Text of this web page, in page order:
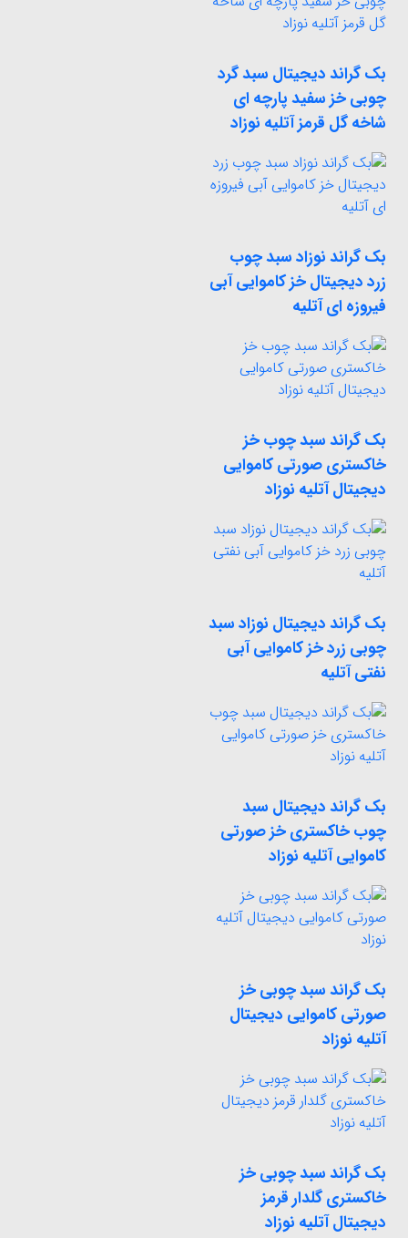
بک گراند دیجیتال سبد گرد
چوبی خز سفید پارچه ای
شاخه گل قرمز آتلیه نوزاد
بک گراند نوزاد سبد چوب
زرد دیجیتال خز کاموایی آبی
فیروزه ای آتلیه
بک گراند سبد چوب خز
خاکستری صورتی کاموایی
دیجیتال آتلیه نوزاد
بک گراند دیجیتال نوزاد سبد
چوبی زرد خز کاموایی آبی
نفتی آتلیه
بک گراند دیجیتال سبد
چوب خاکستری خز صورتی
کاموایی آتلیه نوزاد
بک گراند سبد چوبی خز
صورتی کاموایی دیجیتال
آتلیه نوزاد
بک گراند سبد چوبی خز
خاکستری گلدار قرمز
دیجیتال آتلیه نوزاد